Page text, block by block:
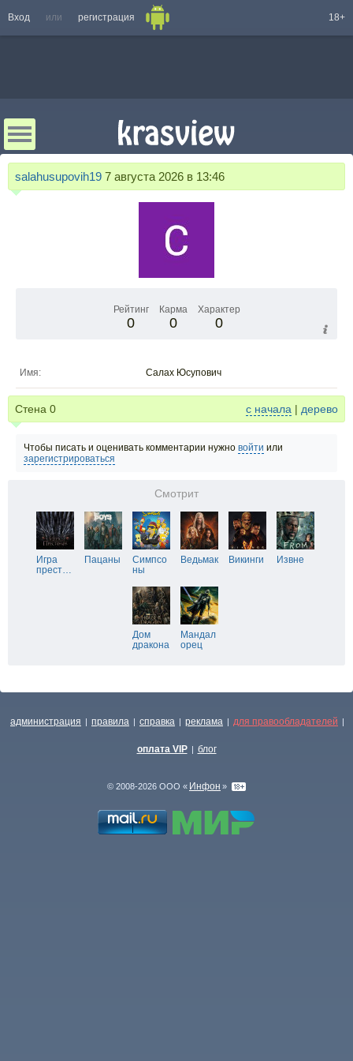
Вход или регистрация 18+
salahusupovih19 7 августа 2026 в 13:46
Рейтинг
0
Карма
0
Характер
0
Имя: Салах Юсупович
Стена 0 с начала | дерево
Чтобы писать и оценивать комментарии нужно войти или
зарегистрироваться
Смотрит
Игра
прест…
Пацаны
Симпсо
ны
Ведьмак Викинги Извне
Дом
дракона
Мандал
орец
администрация | правила | справка | реклама | для правообладателей |
оплата VIP | блог
© 2008-2026 ООО « Инфон »